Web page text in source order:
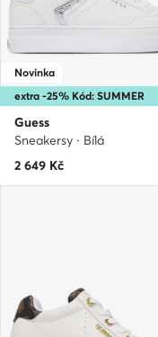
extra -25% Kód: SUMMER
Novinka
Guess
Sneakersy · Bílá
2 649 Kč